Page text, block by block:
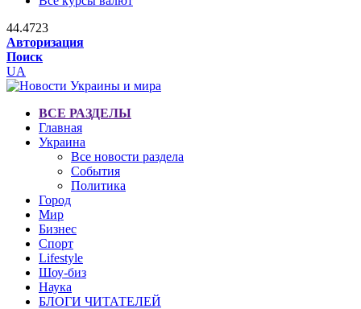
44.4723
Авторизация
Поиск
UA
ВСЕ РАЗДЕЛЫ
Главная
Украина
Все новости раздела
События
Политика
Город
Мир
Бизнес
Спорт
Lifestyle
Шоу-биз
Наука
БЛОГИ ЧИТАТЕЛЕЙ